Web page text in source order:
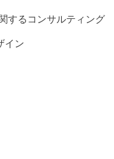
するコンサルティング
イン